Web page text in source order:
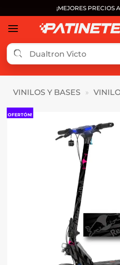
al
contenido
¡MEJORES PRECIOS
VINILOS Y BASES »
OFERTÓN!